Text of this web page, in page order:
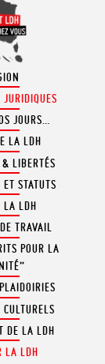
JOURS…
LA LDH
LIBERTÉS
STATUTS
LA LDH
TRAVAIL
POUR LA
DE LA LDH
LA LDH